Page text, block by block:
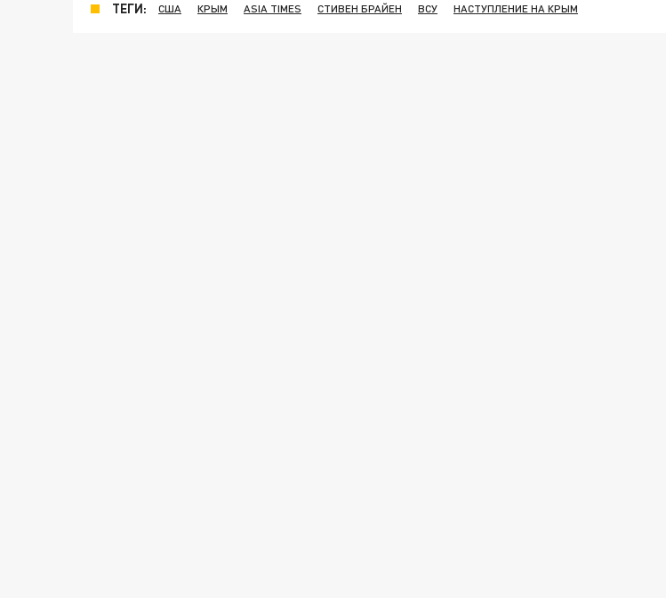
ТЕГИ: США КРЫМ ASIA TIMES СТИВЕН БРАЙЕН ВСУ НАСТУПЛЕНИЕ НА КРЫМ